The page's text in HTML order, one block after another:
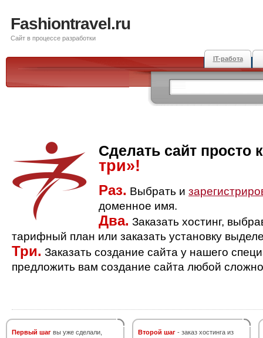
Fashiontravel.ru
Сайт в процессе разработки
IT-работа
Сделать сайт просто
три»!
Раз. Выбрать и
доменное имя.
Два. Заказать хостинг,
тарифный план или заказать установку
Три. Заказать создание сайта у нашего
предложить вам создание сайта любой
Первый шаг вы уже сделали,
Второй шаг - заказ хостинга из